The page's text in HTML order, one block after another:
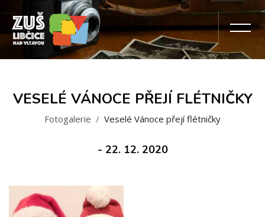
VESELÉ VÁNOCE PŘEJÍ FLÉTNIČKY
Fotogalerie Veselé Vánoce přejí flétničky
- 22. 12. 2020